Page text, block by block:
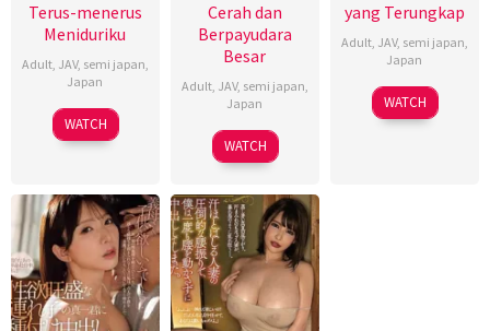
Terus-menerus
Meniduriku
Adult JAV, semi japan
Japan
WATCH
Cerah dan
Berpayudara
Besar
Adult, JAV, semi japan
Japan
WATCH
yang Terungkap
Adult, JAV, semi japan
Japan
WATCH